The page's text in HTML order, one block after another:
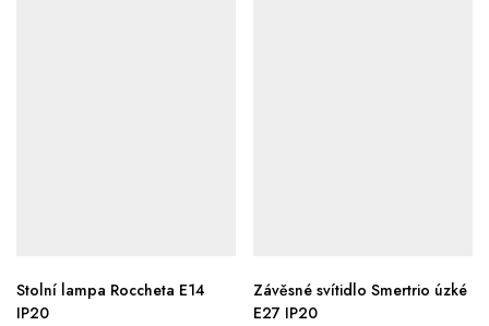
Stolní lampa Roccheta E14
IP20
Závěsné svítidlo Smertrio úzké
E27 IP20